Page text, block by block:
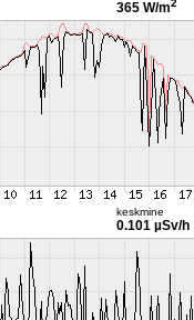
365 W/m2
keskmine
0.101 µSv/h